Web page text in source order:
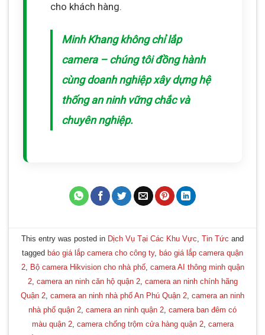
cho khách hàng.
Minh Khang không chỉ lắp
camera – chúng tôi đồng hành
cùng doanh nghiệp xây dựng hệ
thống an ninh vững chắc và
chuyên nghiệp.
This entry was posted in Dịch Vụ Tại Các Khu Vực, Tin Tức and
tagged báo giá lắp camera cho công ty, báo giá lắp camera quận
2, Bộ camera Hikvision cho nhà phố, camera AI thông minh quận
2, camera an ninh căn hộ quận 2, camera an ninh chính hãng
Quận 2, camera an ninh nhà phố An Phú Quận 2, camera an ninh
nhà phố quận 2, camera an ninh quận 2, camera ban đêm có
màu quận 2, camera chống trộm cửa hàng quận 2, camera